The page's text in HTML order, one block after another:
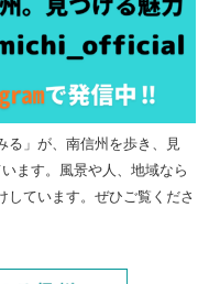
る」が、南信州を歩き、見
ます。風景や人、地域なら
しています。ぜひご覧くださ